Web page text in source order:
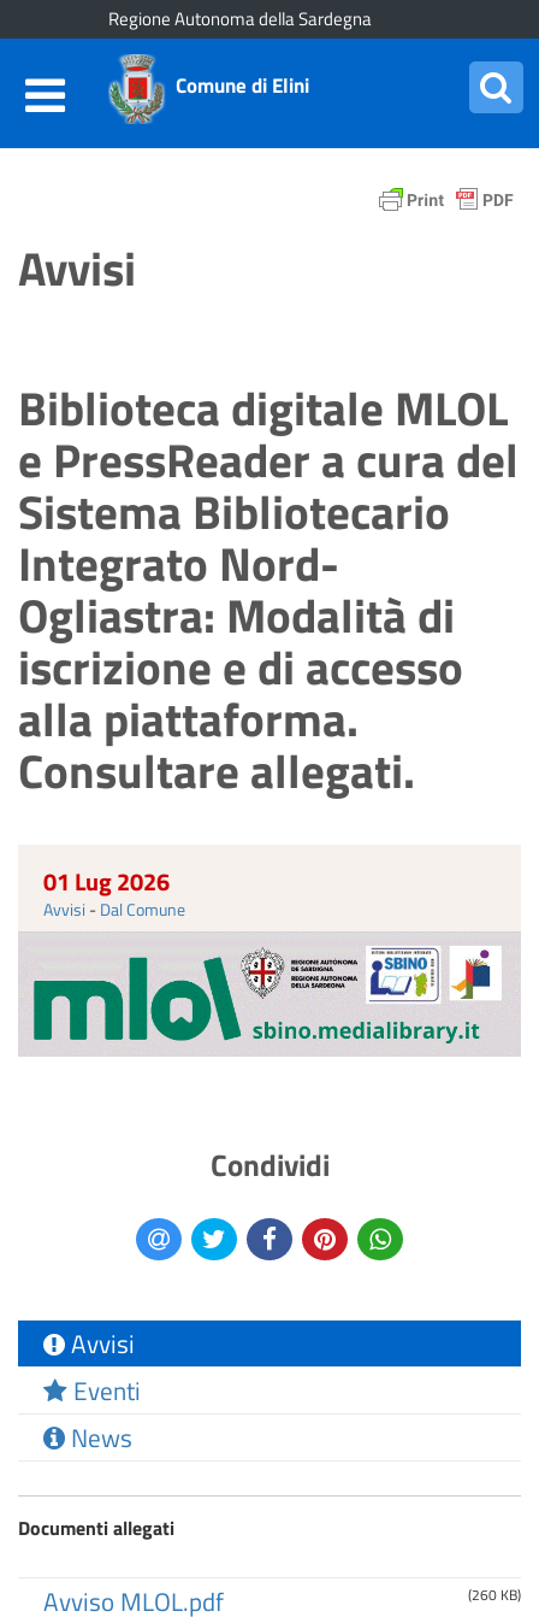
Regione Autonoma della Sardegna
Comune di Elini
Avvisi
Biblioteca digitale MLOL
e PressReader a cura del
Sistema Bibliotecario
Integrato Nord-
Ogliastra: Modalità di
iscrizione e di accesso
alla piattaforma.
Consultare allegati.
01 Lug 2026
Avvisi - Dal Comune
Condividi
Avvisi
Eventi
News
Documenti allegati
(260 KB)
Avviso MLOL.pdf